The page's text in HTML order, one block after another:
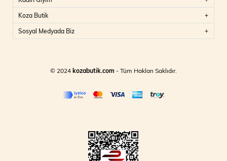
Koza Butik
Sosyal Medyada Biz
© 2024kozabutik.com - Tüm Hakları Saklıdır.